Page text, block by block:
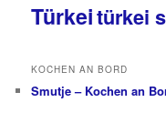
Türkeitürkei
KOCHEN AN BORD
Smutje – Kochen an